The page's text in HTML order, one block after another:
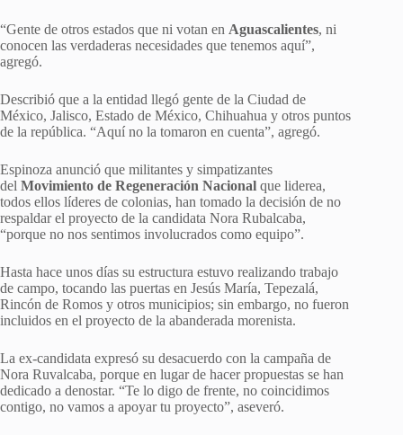
“Gente de otros estados que ni votan en Aguascalientes, ni
conocen las verdaderas necesidades que tenemos aquí”,
agregó.
Describió que a la entidad llegó gente de la Ciudad de
México, Jalisco, Estado de México, Chihuahua y otros puntos
de la república. “Aquí no la tomaron en cuenta”, agregó.
Espinoza anunció que militantes y simpatizantes
del Movimiento de Regeneración Nacional que liderea,
todos ellos líderes de colonias, han tomado la decisión de no
respaldar el proyecto de la candidata Nora Rubalcaba,
“porque no nos sentimos involucrados como equipo”.
Hasta hace unos días su estructura estuvo realizando trabajo
de campo, tocando las puertas en Jesús María, Tepezalá,
Rincón de Romos y otros municipios; sin embargo, no fueron
incluidos en el proyecto de la abanderada morenista.
La ex-candidata expresó su desacuerdo con la campaña de
Nora Ruvalcaba, porque en lugar de hacer propuestas se han
dedicado a denostar. “Te lo digo de frente, no coincidimos
contigo, no vamos a apoyar tu proyecto”, aseveró.